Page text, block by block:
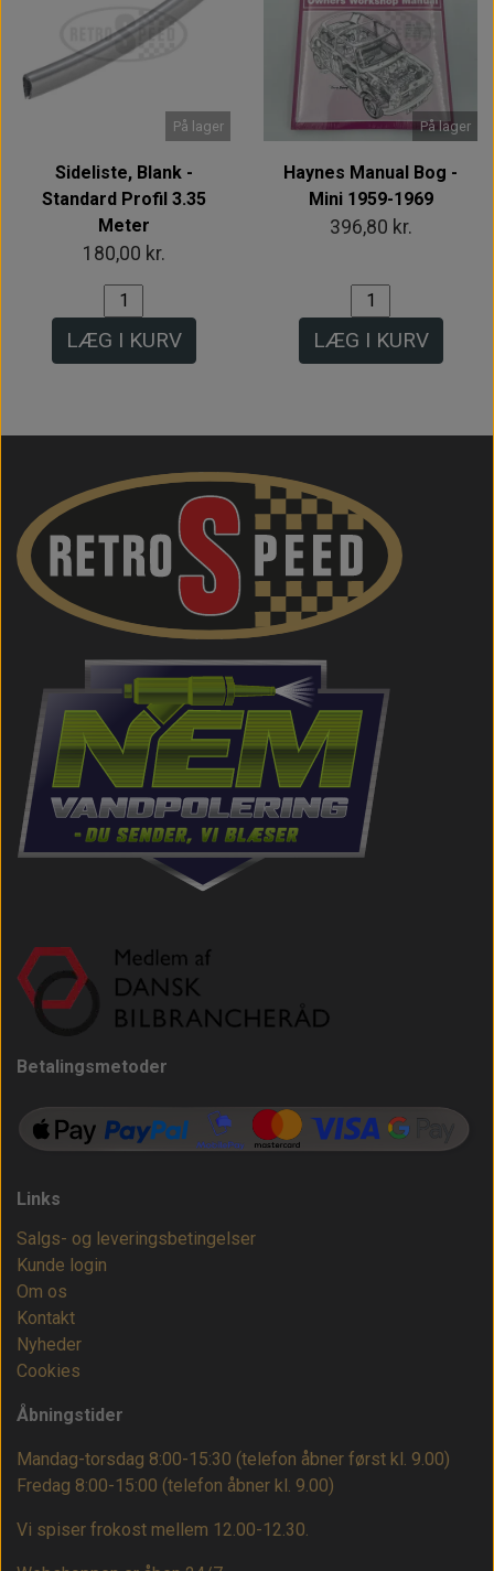
På lager
Sideliste, Blank -
Standard Profil 3.35
Meter
180,00 kr.
LÆG I KURV
På lager
Haynes Manual Bog -
Mini 1959-1969
396,80 kr.
LÆG I KURV
Betalingsmetoder
Links
Salgs- og leveringsbetingelser
Kunde login
Om os
Kontakt
Nyheder
Cookies
Åbningstider
Mandag-torsdag 8:00-15:30 (telefon åbner først kl. 9.00)
Fredag 8:00-15:00 (telefon åbner kl. 9.00)
Vi spiser frokost mellem 12.00-12.30.